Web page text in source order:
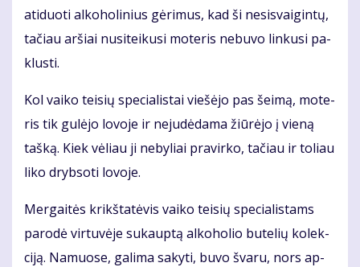
ati­duo­ti al­ko­ho­li­nius gė­ri­mus, kad ši ne­si­svai­gin­tų,
ta­čiau ar­šiai nu­si­tei­ku­si mo­te­ris ne­bu­vo lin­ku­si pa­
klus­ti.
Kol vai­ko tei­sių spe­cia­lis­tai vie­šė­jo pas šei­mą, mo­te­
ris tik gu­lė­jo lo­vo­je ir ne­ju­dė­da­ma žiū­rė­jo į vie­ną
taš­ką. Kiek vė­liau ji ne­by­liai pra­vir­ko, ta­čiau ir to­liau
li­ko dryb­so­ti lo­vo­je.
Mer­gai­tės krikš­ta­tė­vis vai­ko tei­sių spe­cia­lis­tams
pa­ro­dė vir­tu­vė­je su­kaup­tą al­ko­ho­lio bu­te­lių ko­lek­
ci­ją. Na­muo­se, ga­li­ma sa­ky­ti, bu­vo šva­ru, nors ap­